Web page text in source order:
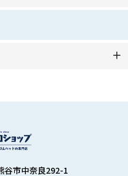
谷市中奈良292-1